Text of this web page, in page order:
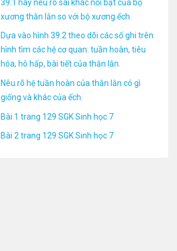
39.1 hãy nêu rõ sai khác nổi bật của bộ
xương thằn lằn so với bộ xương ếch.
Dựa vào hình 39.2 theo dõi các số ghi trên
hình tìm các hệ cơ quan: tuần hoàn, tiêu
hóa, hô hấp, bài tiết của thằn lằn.
Nêu rõ hệ tuần hoàn của thằn lằn có gì
giống và khác của ếch.
Bài 1 trang 129 SGK Sinh học 7
Bài 2 trang 129 SGK Sinh học 7